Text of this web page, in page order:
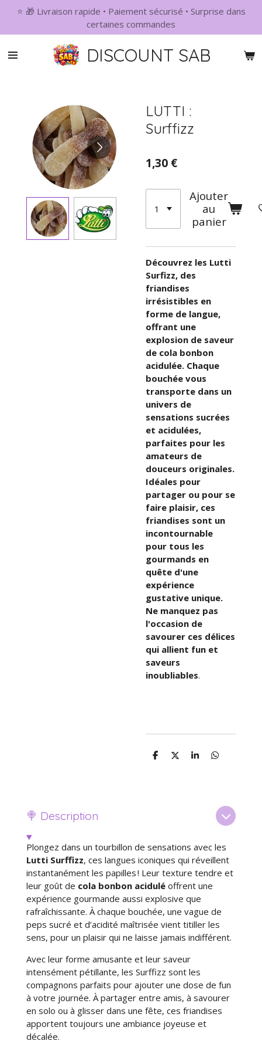
Passer
contenu
principal
DISCOUNT SAB
⭐ 🎁 Livraison rapide • Paiement sécurisé • Surprise dans
certaines commandes
LUTTI :
Surffizz
1,30 €
Ajouter
au
panier
Découvrez les Lutti
Surfizz, des
friandises
irrésistibles en
forme de langue,
offrant une
explosion de saveur
de cola bonbon
acidulée. Chaque
bouchée vous
transporte dans un
univers de
sensations sucrées
et acidulées,
parfaites pour les
amateurs de
douceurs originales.
Idéales pour
partager ou pour se
faire plaisir, ces
friandises sont un
incontournable
pour tous les
gourmands en
quête d'une
expérience
gustative unique.
Ne manquez pas
l'occasion de
savourer ces délices
qui allient fun et
saveurs
inoubliables.
P
P
P
P
e
r
🍭 Description
Plongez dans un tourbillon de sensations avec les
Lutti Surffizz, ces langues iconiques qui réveillent
instantanément les papilles ! Leur texture tendre et
leur goût de cola bonbon aciduléoffrent une
expérience gourmande aussi explosive que
rafraîchissante. À chaque bouchée, une vague de
peps sucré et d’acidité maîtrisée vient titiller les
sens, pour un plaisir qui ne laisse jamais indifférent.
Avec leur forme amusante et leur saveur
intensément pétillante, les Surffizz sont les
compagnons parfaits pour ajouter une dose de fun
à votre journée. À partager entre amis, à savourer
en solo ou à glisser dans une fête, ces friandises
apportent toujours une ambiance joyeuse et
décalée.